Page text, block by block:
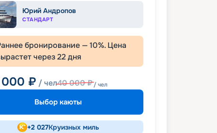
Юрий Андропов
СТАНДАРТ
бронирование —10%. Цена
через22дня
₽ / чел40 000₽/ чел
Выбор каюты
+2 027Круизных миль